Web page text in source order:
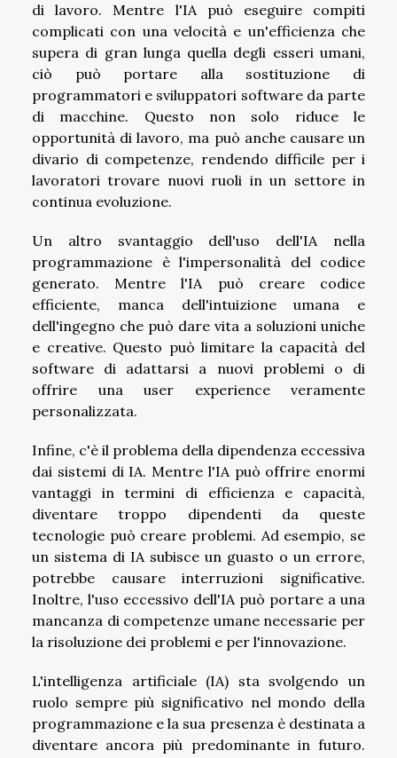
di lavoro. Mentre l'IA può eseguire compiti
complicati con una velocità e un'efficienza che
supera di gran lunga quella degli esseri umani,
ciò può portare alla sostituzione di
programmatori e sviluppatori software da parte
di macchine. Questo non solo riduce le
opportunità di lavoro, ma può anche causare un
divario di competenze, rendendo difficile per i
lavoratori trovare nuovi ruoli in un settore in
continua evoluzione.
Un altro svantaggio dell'uso dell'IA nella
programmazione è l'impersonalità del codice
generato. Mentre l'IA può creare codice
efficiente, manca dell'intuizione umana e
dell'ingegno che può dare vita a soluzioni uniche
e creative. Questo può limitare la capacità del
software di adattarsi a nuovi problemi o di
offrire una user experience veramente
personalizzata.
Infine, c'è il problema della dipendenza eccessiva
dai sistemi di IA. Mentre l'IA può offrire enormi
vantaggi in termini di efficienza e capacità,
diventare troppo dipendenti da queste
tecnologie può creare problemi. Ad esempio, se
un sistema di IA subisce un guasto o un errore,
potrebbe causare interruzioni significative.
Inoltre, l'uso eccessivo dell'IA può portare a una
mancanza di competenze umane necessarie per
la risoluzione dei problemi e per l'innovazione.
L'intelligenza artificiale (IA) sta svolgendo un
ruolo sempre più significativo nel mondo della
programmazione e la sua presenza è destinata a
diventare ancora più predominante in futuro.